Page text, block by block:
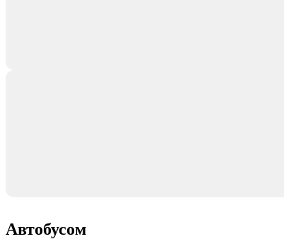
Автобусом